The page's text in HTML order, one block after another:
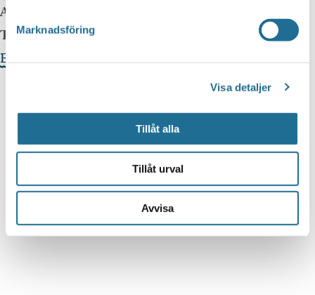
Marknadsföring
Visa detaljer
Tillåt alla
Tillåt urval
Avvisa
Arrangör:
Telefonnummer arrangör:
Evenemangets webbplats »